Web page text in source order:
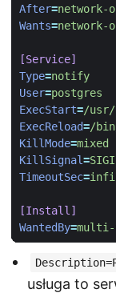
After=
Wants=
[Service]
Type=notify
User=postgres
ExecStart=/usr/
ExecReload=/
KillMode=mixed
KillSignal=
TimeoutSec=
[Install]
WantedBy=
usługa to